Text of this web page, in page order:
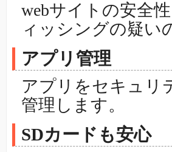
webサイトの安全
ィッシングの疑い
アプリ管理
アプリをセキュリ
管理します。
SDカードも安心